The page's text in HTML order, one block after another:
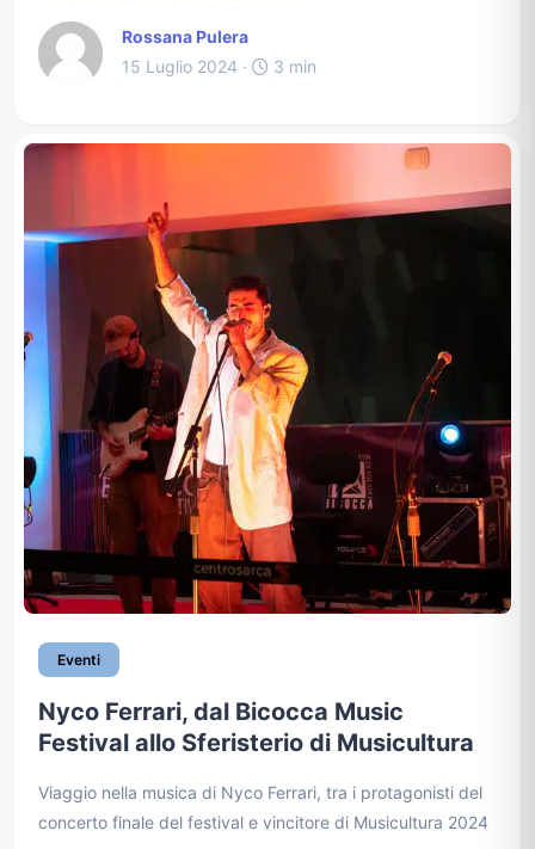
Rossana Pulera
15 Luglio 2024 ·
3 min
Eventi
Nyco Ferrari, dal Bicocca Music
Festival allo Sferisterio di Musicultura
Viaggio nella musica di Nyco Ferrari, tra i protagonisti del
concerto finale del festival e vincitore di Musicultura 2024